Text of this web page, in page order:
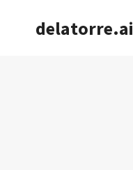
delatorre.ai